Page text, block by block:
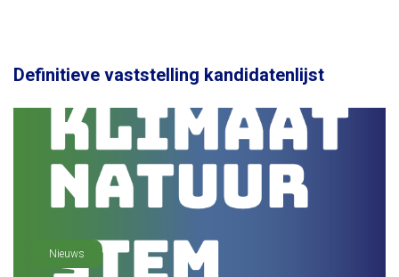
Definitieve vaststelling kandidatenlijst
Nieuws